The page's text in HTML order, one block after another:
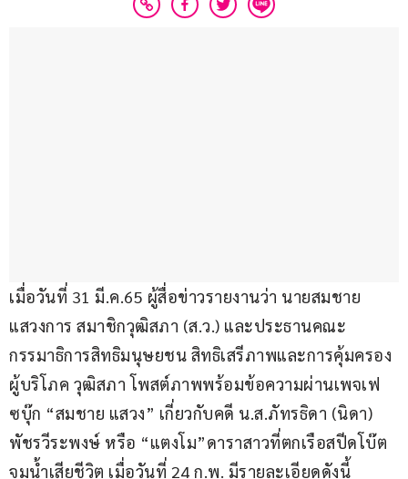
เมื่อวันที่ 31 มี.ค.65 ผู้สื่อข่าวรายงานว่า นายสมชาย
แสวงการ สมาชิกวุฒิสภา (ส.ว.) และประธานคณะ
กรรมาธิการสิทธิมนุษยชน สิทธิเสรีภาพและการคุ้มครอง
ผู้บริโภค วุฒิสภา โพสต์ภาพพร้อมข้อความผ่านเพจเฟ
ซบุ๊ก “สมชาย แสวง” เกี่ยวกับคดี น.ส.ภัทรธิดา (นิดา)
พัชรวีระพงษ์ หรือ “แตงโม”ดาราสาวที่ตกเรือสปีดโบ๊ต
จมน้ำเสียชีวิต เมื่อวันที่ 24 ก.พ. มีรายละเอียดดังนี้